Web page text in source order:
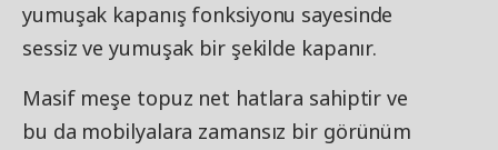
yumuşak kapanış fonksiyonu sayesinde
sessiz ve yumuşak bir şekilde kapanır.
Masif meşe topuz net hatlara sahiptir ve
bu da mobilyalara zamansız bir görünüm